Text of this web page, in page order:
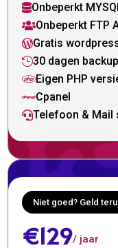
Onbeperkt
Onbeperkt FTP
Gratis
30 dagen
Eigen PHP
Cpanel
Telefoon & Mail
Niet goed? Geld
€129/ jaar